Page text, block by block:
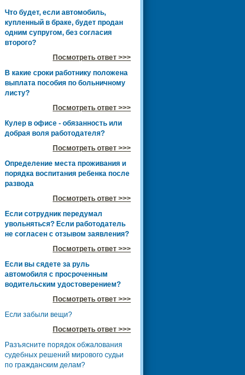
Что будет, если автомобиль,
купленный в браке, будет продан
одним супругом, без согласия
второго?
Посмотреть ответ >>>
В какие сроки работнику положена
выплата пособия по больничному
листу?
Посмотреть ответ >>>
Кулер в офисе - обязанность или
добрая воля работодателя?
Посмотреть ответ >>>
Определение места проживания и
порядка воспитания ребенка после
развода
Посмотреть ответ >>>
Если сотрудник передумал
увольняться? Если работодатель
не согласен с отзывом заявления?
Посмотреть ответ >>>
Если вы сядете за руль
автомобиля с просроченным
водительским удостоверением?
Посмотреть ответ >>>
Если забыли вещи?
Посмотреть ответ >>>
Разъясните порядок обжалования
судебных решений мирового судьи
по гражданским делам?